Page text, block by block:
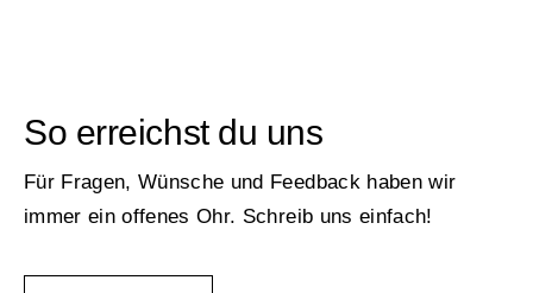
So erreichst du uns
Für Fragen, Wünsche und Feedback haben wir
immer ein offenes Ohr. Schreib uns einfach!